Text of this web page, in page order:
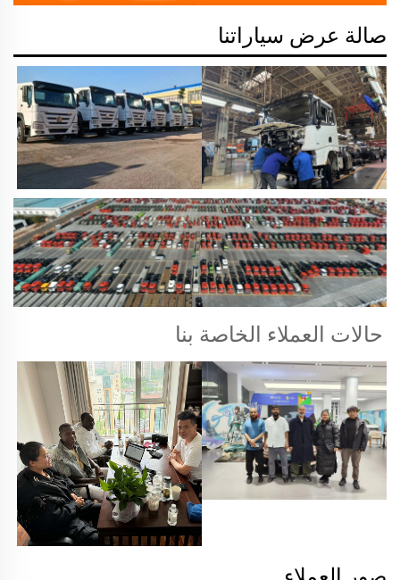
صالة عرض سياراتنا
حالات العملاء الخاصة بنا